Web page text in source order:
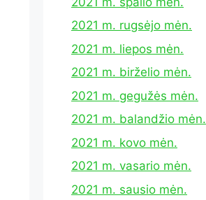
2021 m. rugsėjo mėn.
2021 m. liepos mėn.
2021 m. birželio mėn.
2021 m. gegužės mėn.
2021 m. balandžio mėn.
2021 m. kovo mėn.
2021 m. vasario mėn.
2021 m. sausio mėn.